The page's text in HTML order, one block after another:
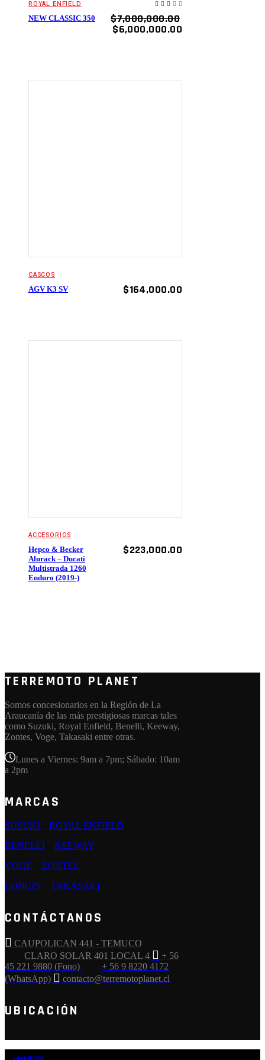
ROYAL ENFIELD
3.00
de
5
NEW CLASSIC 350 $7,000,000.00
$6,000,000.00
CASCOS
AGV K3 SV $164,000.00
ACCESORIOS
Hepco & Becker
Alurack – Ducati
Multistrada 1260
Enduro (2019-)
$223,000.00
TERREMOTO PLANET
Somos concesionarios en la Región de La
Araucanía de las más prestigiosas marcas tales
como Suzuki, Royal Enfield, Benelli, Keeway,
Zontes, Voge, Takasaki entre otras.
Lunes a Viernes: 9am a 7pm; Sábado: 10am
a 2pm
MARCAS
SUSUKI
ROYAL ENFIELD
BENELLI
KEEWAY
VOGE
ZONTES
LONCIN
TAKASAKI
CONTÁCTANOS
CAUPOLICAN 441 - TEMUCO
CLARO SOLAR 401 LOCAL 4
+ 56
45 221 9880 (Fono)
+ 56 9 8220 4172
(WhatsApp)
contacto@terremotoplanet.cl
UBICACIÓN
ideMEDIA